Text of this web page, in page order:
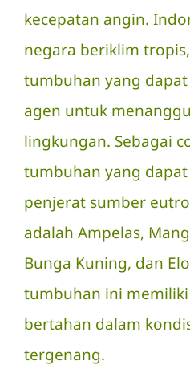
kecepatan angin.
negara beriklim
tumbuhan yang
agen untuk
lingkungan. Sebagai
tumbuhan yang
penjerat sumber
adalah Ampelas,
Bunga Kuning, dan
tumbuhan ini
bertahan dalam
tergenang.